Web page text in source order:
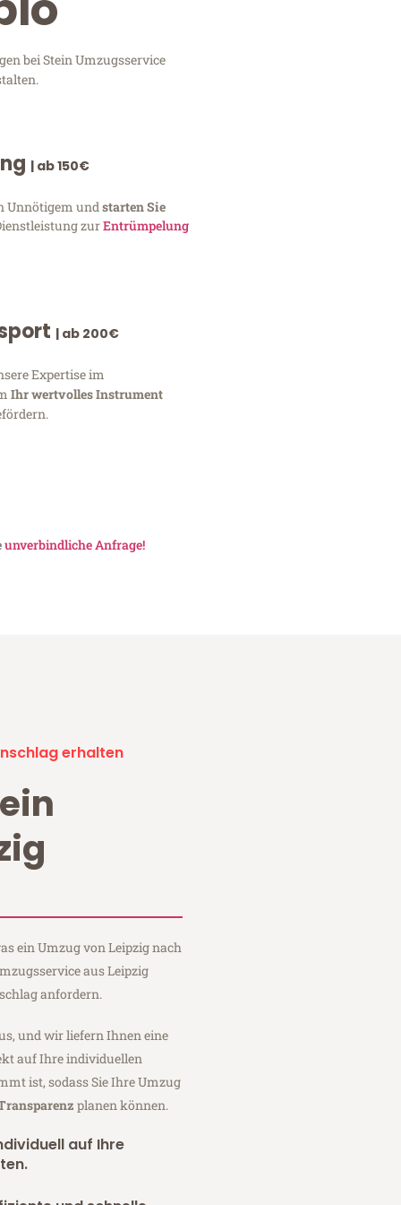
bei Stein Umzugsservice
| ab 150€
Unnötigem und starten Sie
zurEntrümpelung
| ab 200€
Expertise im
Ihr wertvolles Instrument
unverbindliche Anfrage!
erhalten
ein Umzug von Leipzig nach
aus Leipzig
anfordern.
und wir liefern Ihnen eine
auf Ihre individuellen
ist, sodass Sie Ihre Umzug
planen können.
auf Ihre